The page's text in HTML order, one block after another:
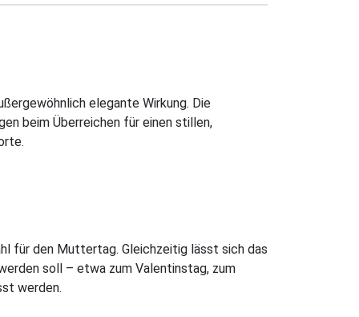
elegante Wirkung. Die
beim Überreichen für einen stillen,
für den Muttertag. Gleichzeitig lässt sich das
soll – etwa zum Valentinstag, zum
werden.